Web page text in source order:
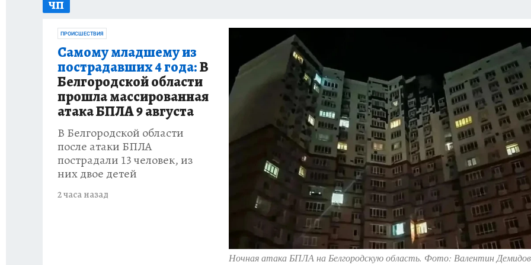
ЧП
Ночная атака БПЛА на Белгородскую область. Фото: Валентин Демидов
ПРОИСШЕСТВИЯ
Самому младшему из
пострадавших 4 года:В
Белгородской области
прошла массированная
атака БПЛА 9 августа
В Белгородской области
после атаки БПЛА
пострадали 13 человек, из
них двое детей
2 часа назад